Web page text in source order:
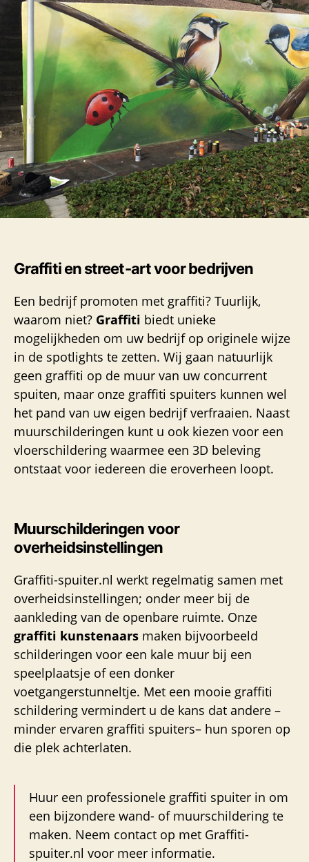
Graffiti en street-art voor bedrijven
Een bedrijf promoten met graffiti? Tuurlijk,
waarom niet? Graffiti biedt unieke
mogelijkheden om uw bedrijf op originele wijze
in de spotlights te zetten. Wij gaan natuurlijk
geen graffiti op de muur van uw concurrent
spuiten, maar onze graffiti spuiters kunnen wel
het pand van uw eigen bedrijf verfraaien. Naast
muurschilderingen kunt u ook kiezen voor een
vloerschildering waarmee een 3D beleving
ontstaat voor iedereen die eroverheen loopt.
Muurschilderingen voor
overheidsinstellingen
Graffiti-spuiter.nl werkt regelmatig samen met
overheidsinstellingen; onder meer bij de
aankleding van de openbare ruimte. Onze
graffiti kunstenaars maken bijvoorbeeld
schilderingen voor een kale muur bij een
speelplaatsje of een donker
voetgangerstunneltje. Met een mooie graffiti
schildering vermindert u de kans dat andere –
minder ervaren graffiti spuiters– hun sporen op
die plek achterlaten.
Huur een professionele graffiti spuiter in om
een bijzondere wand- of muurschildering te
maken. Neem contact op met Graffiti-
spuiter.nl voor meer informatie.